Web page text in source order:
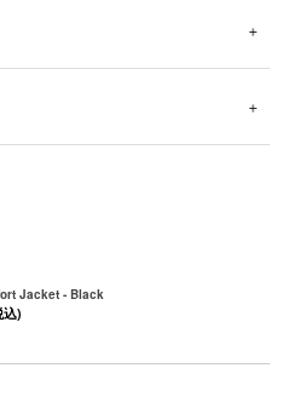
Jacket - Black
込)